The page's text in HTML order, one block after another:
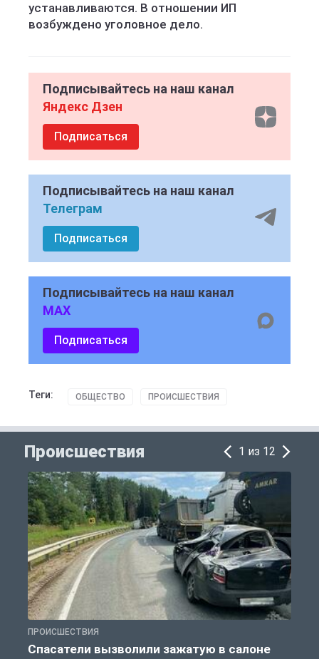
устанавливаются. В отношении ИП
возбуждено уголовное дело.
Подписывайтесь на наш канал
Яндекс Дзен
Подписаться
Подписывайтесь на наш канал
Телеграм
Подписаться
Подписывайтесь на наш канал
MAX
Подписаться
Теги: ОБЩЕСТВО ПРОИСШЕСТВИЯ
Происшествия 1 из 12
ПРОИСШЕСТВИЯ
Спасатели вызволили зажатую в салоне